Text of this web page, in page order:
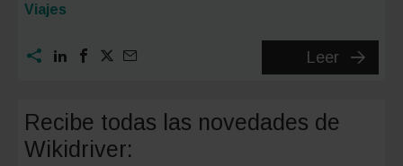
Categoría:
Viajes
Leer
Rutas
Recibe todas las novedades de
Wikidriver: